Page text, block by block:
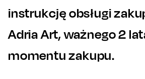
instrukcję obsługi
Adria Art, ważnego 2
momentu zakupu.